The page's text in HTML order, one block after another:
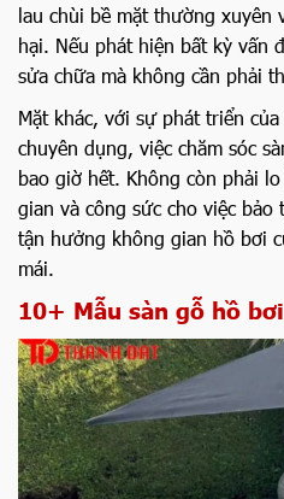
lau chùi bề mặt thường xuyên
hại. Nếu phát hiện bất kỳ vấn
sửa chữa mà không cần phải
Mặt khác, với sự phát triển
chuyên dụng, việc chăm sóc
bao giờ hết. Không còn phải
gian và công sức cho việc
tận hưởng không gian hồ bơi
mái.
10+ Mẫu sàn gỗ hồ